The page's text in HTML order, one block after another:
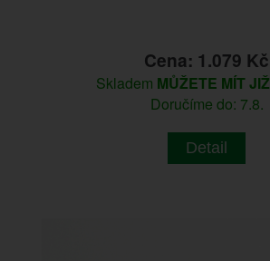
Cena: 1.079 Kč
Skladem MŮŽETE MÍT
Doručíme do: 7.8.
Detail